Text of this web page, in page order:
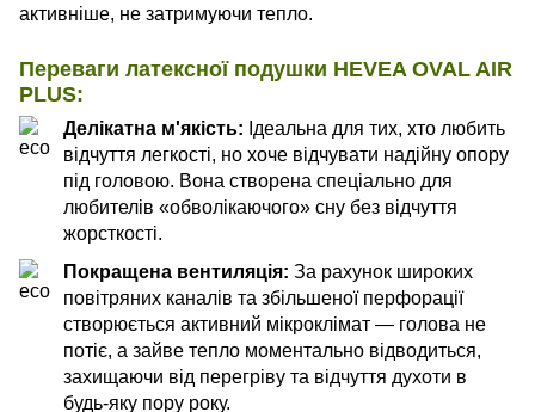
активніше, не затримуючи тепло.
Переваги латексної подушки HEVEA OVAL AIR
PLUS:
Делікатна м'якість: Ідеальна для тих, хто любить
відчуття легкості, но хоче відчувати надійну опору
під головою. Вона створена спеціально для
любителів «обволікаючого» сну без відчуття
жорсткості.
Покращена вентиляція: За рахунок широких
повітряних каналів та збільшеної перфорації
створюється активний мікроклімат — голова не
потіє, а зайве тепло моментально відводиться,
захищаючи від перегріву та відчуття духоти в
будь-яку пору року.